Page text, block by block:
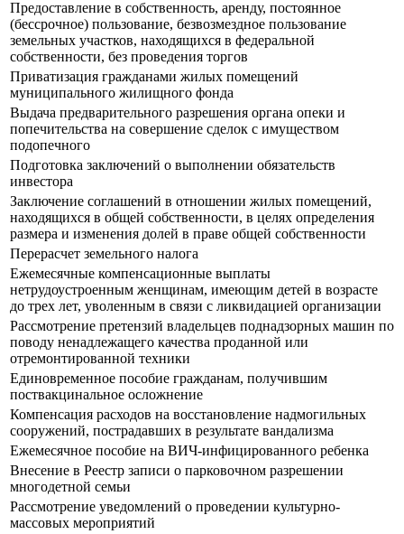
Предоставление в собственность, аренду, постоянное
(бессрочное) пользование, безвозмездное пользование
земельных участков, находящихся в федеральной
собственности, без проведения торгов
Приватизация гражданами жилых помещений
муниципального жилищного фонда
Выдача предварительного разрешения органа опеки и
попечительства на совершение сделок с имуществом
подопечного
Подготовка заключений о выполнении обязательств
инвестора
Заключение соглашений в отношении жилых помещений,
находящихся в общей собственности, в целях определения
размера и изменения долей в праве общей собственности
Перерасчет земельного налога
Ежемесячные компенсационные выплаты
нетрудоустроенным женщинам, имеющим детей в возрасте
до трех лет, уволенным в связи с ликвидацией организации
Рассмотрение претензий владельцев поднадзорных машин по
поводу ненадлежащего качества проданной или
отремонтированной техники
Единовременное пособие гражданам, получившим
поствакцинальное осложнение
Компенсация расходов на восстановление надмогильных
сооружений, пострадавших в результате вандализма
Ежемесячное пособие на ВИЧ-инфицированного ребенка
Внесение в Реестр записи о парковочном разрешении
многодетной семьи
Рассмотрение уведомлений о проведении культурно-
массовых мероприятий